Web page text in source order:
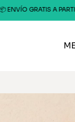
GRATIS A PARTIR DE